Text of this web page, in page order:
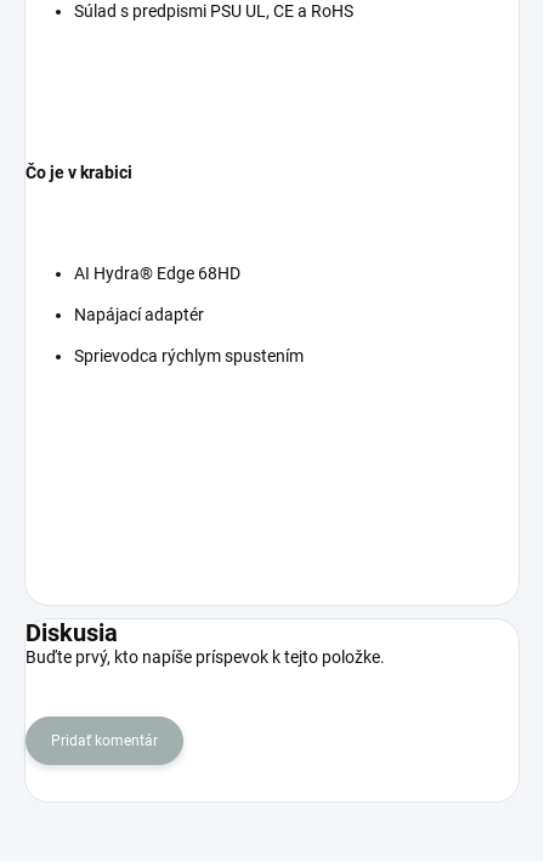
Súlad s predpismi PSU UL, CE a RoHS
Čo je v krabici
AI Hydra® Edge 68HD
Napájací adaptér
Sprievodca rýchlym spustením
Diskusia
Buďte prvý, kto napíše príspevok k tejto položke.
Pridať komentár